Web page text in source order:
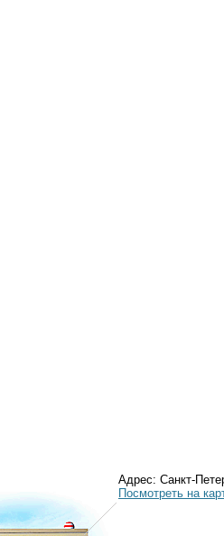
Адрес: Санкт-
Посмотреть на